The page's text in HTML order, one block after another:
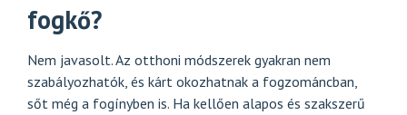
fogkő?
Nem javasolt. Az otthoni módszerek gyakran nem
szabályozhatók, és kárt okozhatnak a fogzománcban,
sőt még a fogínyben is. Ha kellően alapos és szakszerű